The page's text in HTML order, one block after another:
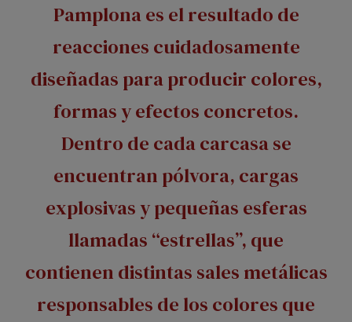
Pamplona es el resultado de
reacciones cuidadosamente
diseñadas para producir colores,
formas y efectos concretos.
Dentro de cada carcasa se
encuentran pólvora, cargas
explosivas y pequeñas esferas
llamadas “estrellas”, que
contienen distintas sales metálicas
responsables de los colores que